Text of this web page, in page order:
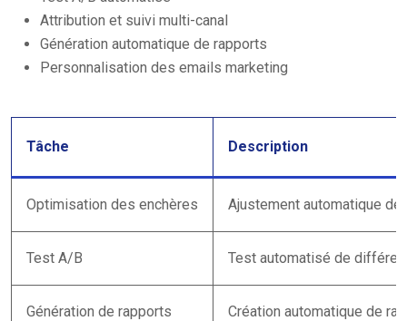
Attribution et suivi multi-canal
Génération automatique de rapports
Personnalisation des emails marketing
Tâche Description
Optimisation des enchères Ajustement automatique
Test A/B Test automatisé de
Génération de rapports Création automatique de